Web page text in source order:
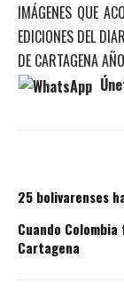
IMÁGENES QUE
EDICIONES DEL
DE CARTAGENA
25 bolivarenses
Cuando
Cartagena